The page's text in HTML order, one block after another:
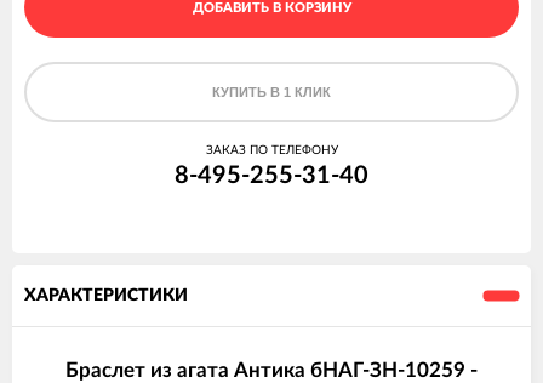
ДОБАВИТЬ В КОРЗИНУ
КУПИТЬ В 1 КЛИК
ЗАКАЗ ПО ТЕЛЕФОНУ
8-495-255-31-40
ХАРАКТЕРИСТИКИ
Браслет из агата Антика бНАГ-ЗН-10259 -